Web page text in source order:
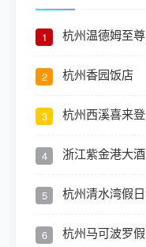
1 杭州温德姆至
2 杭州香园饭店
3 杭州西溪喜来
4 浙江紫金港大
5 杭州清水湾假
6 杭州马可波罗